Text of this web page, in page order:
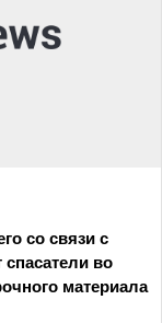
со связи с
во
материала